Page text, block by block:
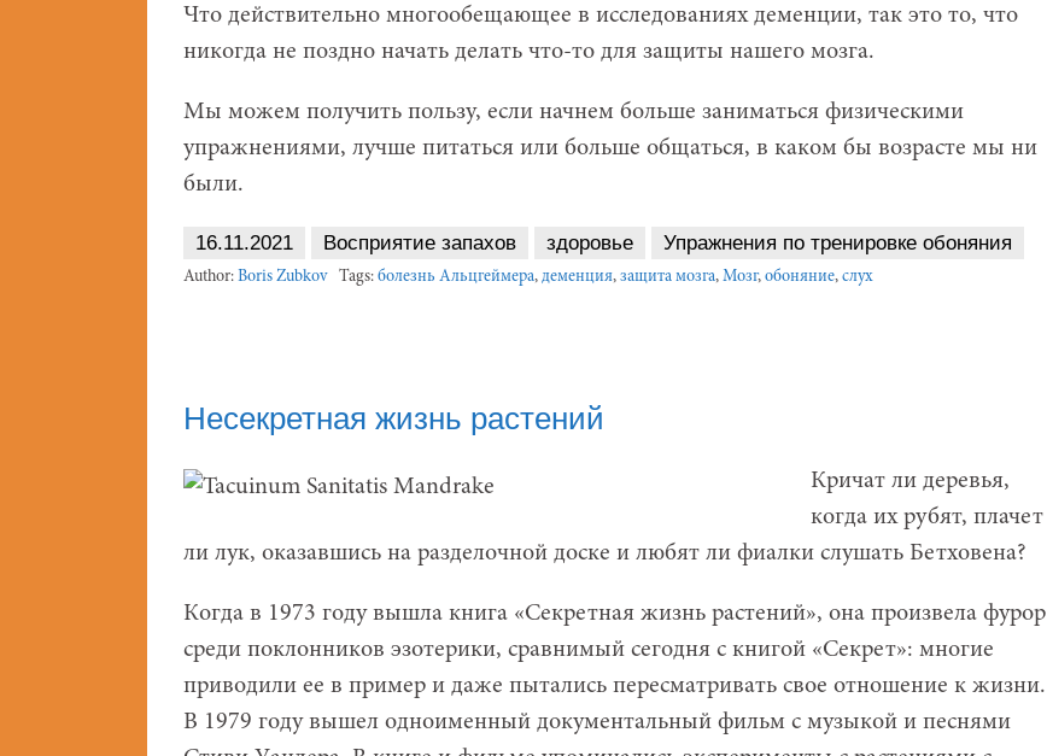
Что действительно многообещающее в исследованиях деменции, так это то, что
никогда не поздно начать делать что-то для защиты нашего мозга.
Мы можем получить пользу, если начнем больше заниматься физическими
упражнениями, лучше питаться или больше общаться, в каком бы возрасте мы ни
были.
16.11.2021 Восприятие запахов здоровье Упражнения по тренировке обоняния
Author: Boris Zubkov Tags: болезнь Альцгеймера, деменция, защита мозга, Мозг, обоняние, слух
Несекретная жизнь растений
Кричат ли деревья,
когда их рубят, плачет
ли лук, оказавшись на разделочной доске и любят ли фиалки слушать Бетховена?
Когда в 1973 году вышла книга «Секретная жизнь растений», она произвела фурор
среди поклонников эзотерики, сравнимый сегодня с книгой «Секрет»: многие
приводили ее в пример и даже пытались пересматривать свое отношение к жизни.
В 1979 году вышел одноименный документальный фильм с музыкой и песнями